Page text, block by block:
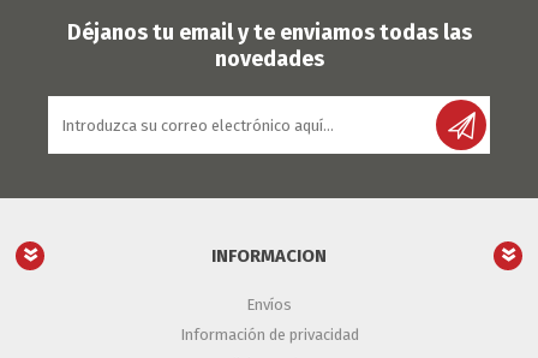
Déjanos tu email y te enviamos todas las
novedades
INFORMACION
Envíos
Información de privacidad